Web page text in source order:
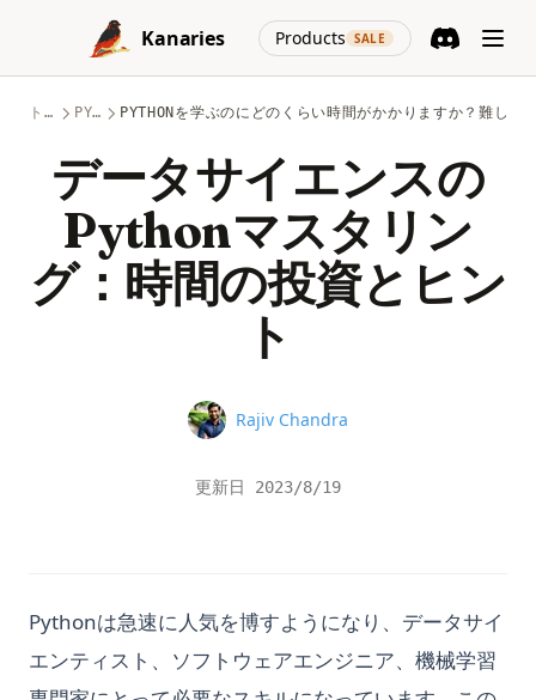
Skip to content
Kanaries
Products SALE
(opens in a
トピック PYTHON PYTHONを学ぶのにどのくらい時間がかかりますか？難しい
データサイエンスの
Pythonマスタリン
グ：時間の投資とヒン
ト
Name
Rajiv Chandra
更新日 2023/8/19
Pythonは急速に人気を博すようになり、データサイ
エンティスト、ソフトウェアエンジニア、機械学習